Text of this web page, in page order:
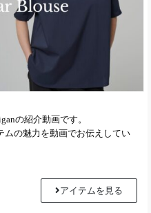
の紹介動画です。
ムの魅力を動画でお伝えしてい
アイテムを見る